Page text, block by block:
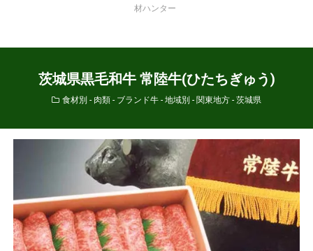
材ハンター
茨城県黒毛和牛 常陸牛(ひたちぎゅう)
食材別 - 肉類 - ブランド牛 - 地域別 - 関東地方 - 茨城県